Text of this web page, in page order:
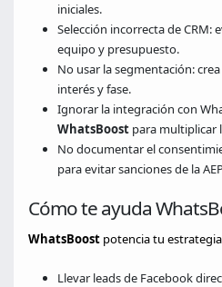
iniciales.
Selección incorrecta de CRM:
equipo y presupuesto.
No usar la segmentación:
interés y fase.
Ignorar la integración con
WhatsBoost para multiplicar
No documentar el
para evitar sanciones de la
Cómo te ayuda
WhatsBoost potencia tu estrategia
Llevar leads de Facebook